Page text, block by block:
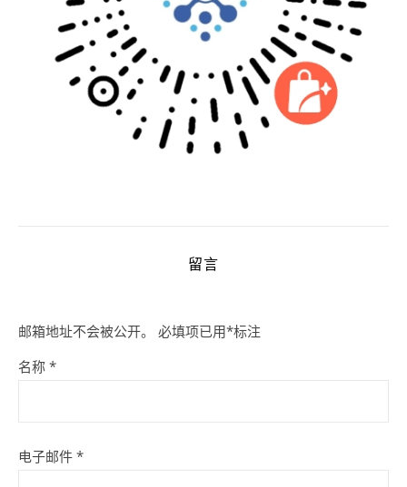
留言
邮箱地址不会被公开。 必填项已用*标注
名称 *
电子邮件 *